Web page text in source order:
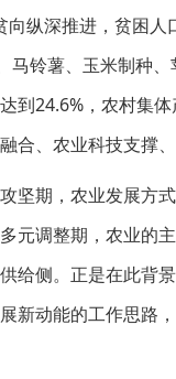
纵深推进，贫困
铃薯、玉米制种
到24.6%，农村集
合、农业科技支撑
坚期，农业发展方
元调整期，农业的
给侧。正是在此背
新动能的工作思路